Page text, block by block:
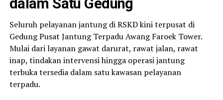
dalam Satu Gedung
Seluruh pelayanan jantung di RSKD kini terpusat di
Gedung Pusat Jantung Terpadu Awang Faroek Tower.
Mulai dari layanan gawat darurat, rawat jalan, rawat
inap, tindakan intervensi hingga operasi jantung
terbuka tersedia dalam satu kawasan pelayanan
terpadu.